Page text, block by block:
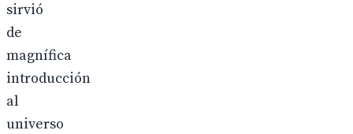
sirvió
de
magnífica
introducción
al
universo